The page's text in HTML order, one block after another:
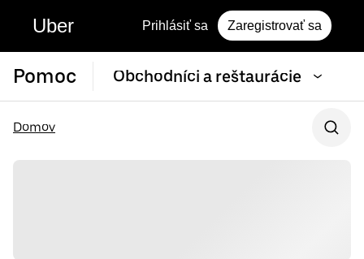
Uber Prihlásiť sa Zaregistrovať sa
Pomoc Obchodníci a reštaurácie
Domov